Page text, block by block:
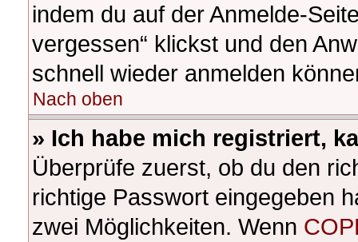
indem du auf der Anmelde-
vergessen“ klickst und den
schnell wieder anmelden
Nach oben
» Ich habe mich registriert,
Überprüfe zuerst, ob du den
richtige Passwort eingegeben
zwei Möglichkeiten. Wenn